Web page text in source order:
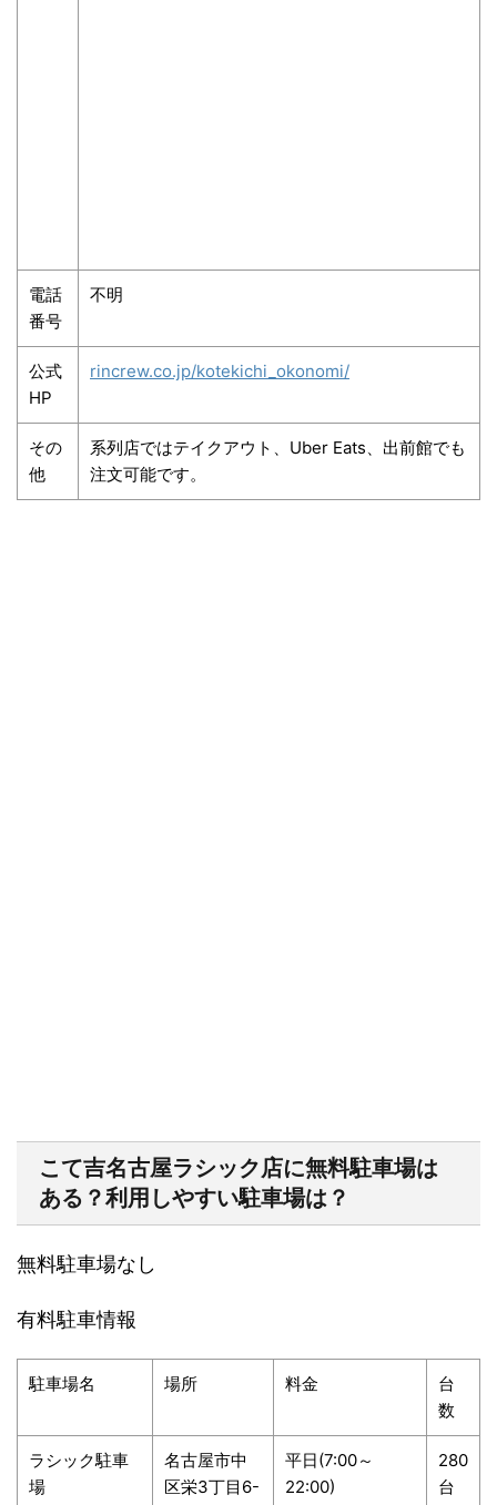
電話
番号
不明
公式
HP
rincrew.co.jp/kotekichi_okonomi/
その
他
系列店ではテイクアウト、Uber Eats、出前館でも
注文可能です。
こて吉名古屋ラシック店に無料駐車場は
ある？利用しやすい駐車場は？
無料駐車場な し
有料駐車情報
駐車場名 場所 料金
台
数
ラシック駐車
場
名古屋市中
区栄3丁目6-
平日(7:00～
22:00)
280
台